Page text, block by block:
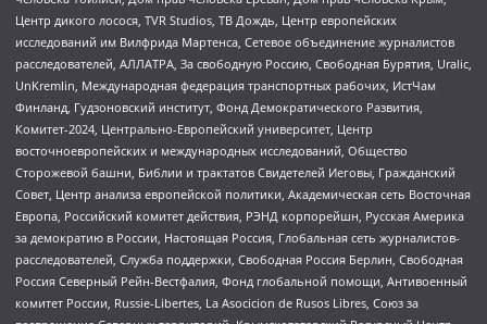
Центр дикого лосося, TVR Studios, ТВ Дождь, Центр европейских
исследований им Вилфрида Мартенса, Сетевое объединение журналистов
расследователей, АЛЛАТРА, За свободную Россию, Свободная Бурятия, Uralic,
UnKremlin, Международная федерация транспортных рабочих, ИстЧам
Финланд, Гудзоновский институт, Фонд Демократического Развития,
Комитет-2024, Центрально-Европейский университет, Центр
восточноевропейских и международных исследований, Общество
Сторожевой башни, Библии и трактатов Свидетелей Иеговы, Гражданский
Совет, Центр анализа европейской политики, Академическая сеть Восточная
Европа, Российский комитет действия, РЭНД корпорейшн, Русская Америка
за демократию в России, Настоящая Россия, Глобальная сеть журналистов-
расследователей, Служба поддержки, Свободная Россия Берлин, Свободная
Россия Северный Рейн-Вестфалия, Фонд глобальной помощи, Антивоенный
комитет России, Russie-Libertes, La Asocicion de Rusos Libres, Союз за